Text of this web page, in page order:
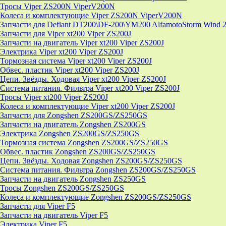
Тросы Viper ZS200N ViperV200N
Колеса и комплектующие Viper ZS200N ViperV200N
Запчасти для Defiant DT200\DF-200\YM200 AlfamotoStorm Wind
Запчасти для Viper xt200 Viper ZS200J
Запчасти на двигатель Viper xt200 Viper ZS200J
Электрика Viper xt200 Viper ZS200J
Тормозная система Viper xt200 Viper ZS200J
Обвес. пластик Viper xt200 Viper ZS200J
Цепи. Звёзды. Ходовая Viper xt200 Viper ZS200J
Система питания. Фильтра Viper xt200 Viper ZS200J
Тросы Viper xt200 Viper ZS200J
Колеса и комплектующие Viper xt200 Viper ZS200J
Запчасти для Zongshen ZS200GS/ZS250GS
Запчасти на двигатель Zongshen ZS200GS
Электрика Zongshen ZS200GS/ZS250GS
Тормозная система Zongshen ZS200GS/ZS250GS
Обвес. пластик Zongshen ZS200GS/ZS250GS
Цепи. Звёзды. Ходовая Zongshen ZS200GS/ZS250GS
Система питания. Фильтра Zongshen ZS200GS/ZS250GS
Запчасти на двигатель Zongshen ZS250GS
Тросы Zongshen ZS200GS/ZS250GS
Колеса и комплектующие Zongshen ZS200GS/ZS250GS
Запчасти для Viper F5
Запчасти на двигатель Viper F5